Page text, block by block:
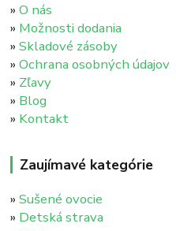
»O nás
» Možnosti dodania
»Skladové zásoby
»Ochrana osobných údajov
» Zľavy
» Blog
» Kontakt
Zaujímavé kategórie
»Sušené ovocie
» Detská strava